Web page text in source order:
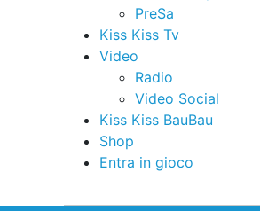
PreSa
Kiss Kiss Tv
Video
Radio
Video Social
Kiss Kiss BauBau
Shop
Entra in gioco